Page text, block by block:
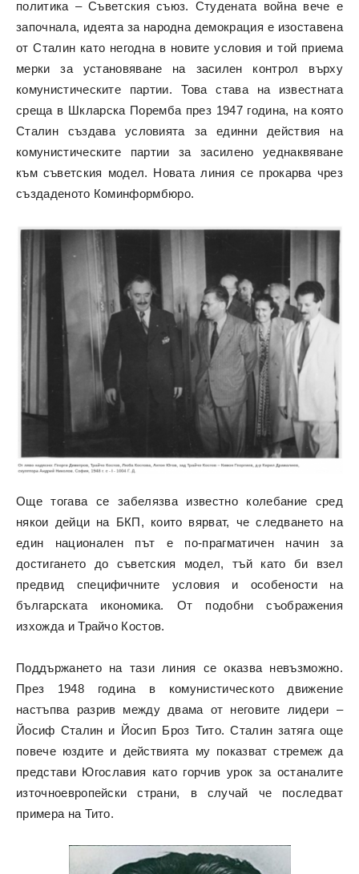
политика – Съветския съюз. Студената война вече е
започнала, идеята за народна демокрация е изоставена
от Сталин като негодна в новите условия и той приема
мерки за установяване на засилен контрол върху
комунистическите партии. Това става на известната
среща в Шкларска Поремба през 1947 година, на която
Сталин създава условията за единни действия на
комунистическите партии за засилено уеднаквяване
към съветския модел. Новата линия се прокарва чрез
създаденото Коминформбюро.
Още тогава се забелязва известно колебание сред
някои дейци на БКП, които вярват, че следването на
един национален път е по-прагматичен начин за
достигането до съветския модел, тъй като би взел
предвид специфичните условия и особености на
българската икономика. От подобни съображения
изхожда и Трайчо Костов.
Поддържането на тази линия се оказва невъзможно.
През 1948 година в комунистическото движение
настъпва разрив между двама от неговите лидери –
Йосиф Сталин и Йосип Броз Тито. Сталин затяга още
повече юздите и действията му показват стремеж да
представи Югославия като горчив урок за останалите
източноевропейски страни, в случай че последват
примера на Тито.